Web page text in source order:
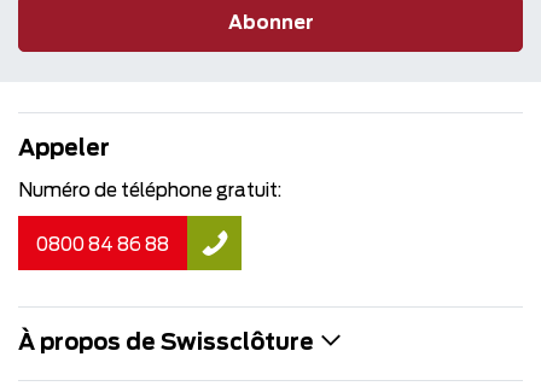
Abonner
Appeler
Numéro de téléphone gratuit:
0800 84 86 88
À propos de Swissclôture